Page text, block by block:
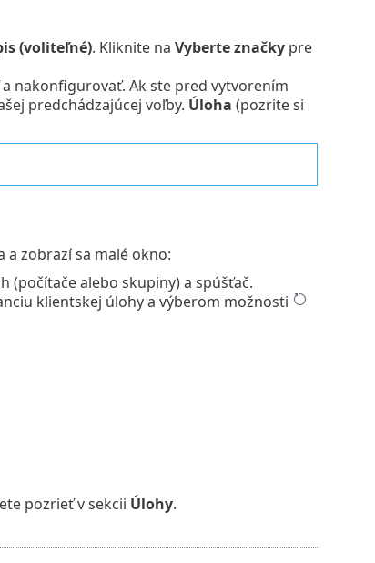
(voliteľné). Kliknite na Vyberte značkypre
nakonfigurovať. Ak ste pred vytvorením
predchádzajúcej voľby. Úloha (pozrite si
a zobrazí sa malé okno:
(počítače alebo skupiny) a spúšťač.
klientskej úlohy a výberom možnosti
pozrieť v sekcii Úlohy.